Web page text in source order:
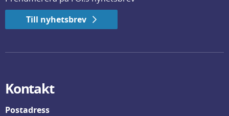
Till nyhetsbrev
Kontakt
Postadress